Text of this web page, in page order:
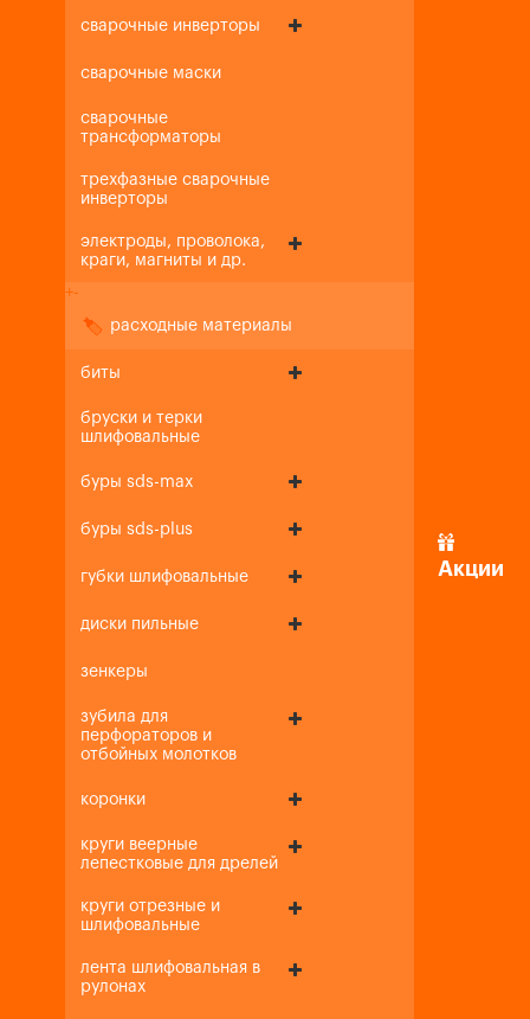
сварочные инверторы
сварочные маски
сварочные
трансформаторы
трехфазные сварочные
инверторы
электроды, проволока,
краги, магниты и др.
+-
расходные материалы
биты
бруски и терки
шлифовальные
буры sds-max
буры sds-plus
губки шлифовальные
диски пильные
зенкеры
зубила для
перфораторов и
отбойных молотков
коронки
круги веерные
лепестковые для дрелей
круги отрезные и
шлифовальные
лента шлифовальная в
рулонах
Акции